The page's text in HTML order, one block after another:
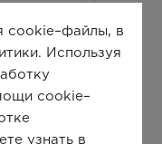
cookie–файлы, в
Используя
cookie–
узнать в